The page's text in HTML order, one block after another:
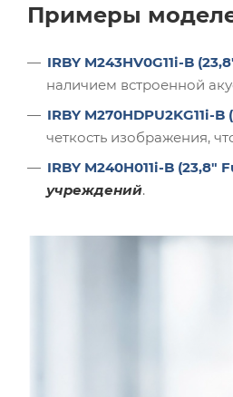
Примеры
IRBY M243HV0G11i-B
наличием встроенной
IRBY M270HDPU2KG11i-B
четкость изображения,
IRBY M240H011i-B (23,8"
учреждений.